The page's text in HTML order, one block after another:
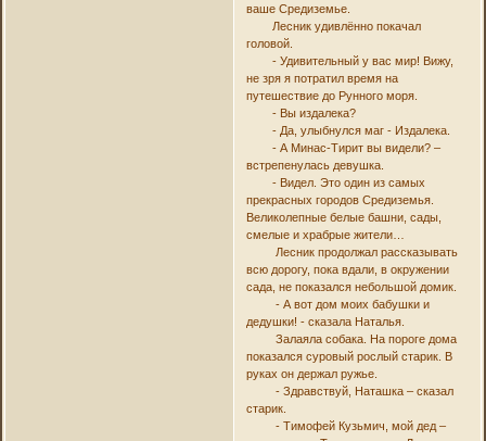
ваше Средиземье.
Лесник удивлённо покачал
головой.
- Удивительный у вас мир! Вижу,
не зря я потратил время на
путешествие до Рунного моря.
- Вы издалека?
- Да, улыбнулся маг - Издалека.
- А Минас-Тирит вы видели? –
встрепенулась девушка.
- Видел. Это один из самых
прекрасных городов Средиземья.
Великолепные белые башни, сады,
смелые и храбрые жители…
Лесник продолжал рассказывать
всю дорогу, пока вдали, в окружении
сада, не показался небольшой домик.
- А вот дом моих бабушки и
дедушки! - сказала Наталья.
Залаяла собака. На пороге дома
показался суровый рослый старик. В
руках он держал ружье.
- Здравствуй, Наташка – сказал
старик.
- Тимофей Кузьмич, мой дед –